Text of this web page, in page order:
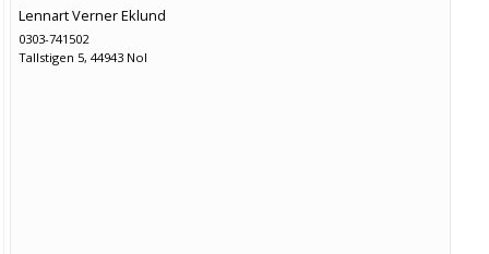
Lennart Verner Eklund
0303-741502
Tallstigen 5, 44943 Nol